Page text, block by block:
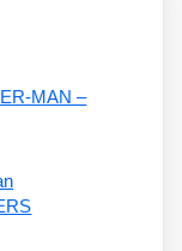
MAN –